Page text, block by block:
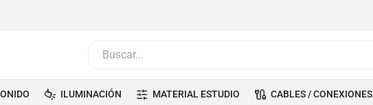
ILUMINACIÓN MATERIAL ESTUDIO CABLES / CONEXIONES